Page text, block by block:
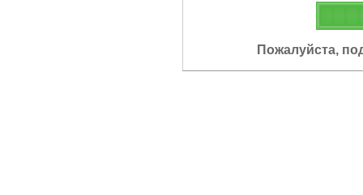
Пожалуйста,